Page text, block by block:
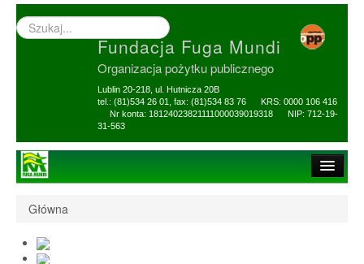
Wyszukiwarka
–
Fundacja Fuga Mundi
Organizacja pożytku publicznego
Lublin 20-218, ul. Hutnicza 20B
tel.: (81)534 26 01, fax: (81)534 83 76 KRS: 0000 106 416
Nr konta: 18124023821111000039019318 NIP: 712-19-
31-563
1,5% i darowizny
Główna